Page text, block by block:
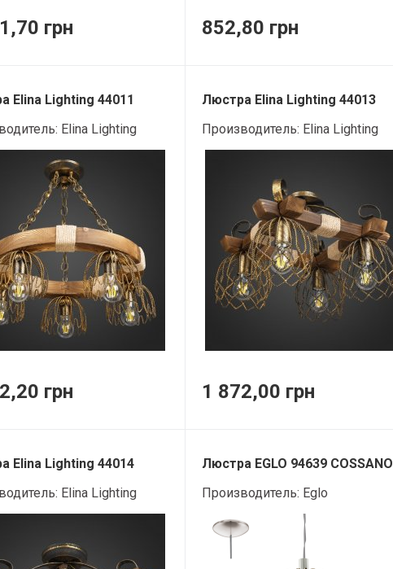
грн 852,80 грн
Elina Lighting 44011
Elina Lighting
грн
Люстра Elina Lighting 44013
Производитель: Elina Lighting
1 872,00 грн
Elina Lighting 44014
Elina Lighting
Люстра EGLO 94639 COSSANO
Производитель: Eglo